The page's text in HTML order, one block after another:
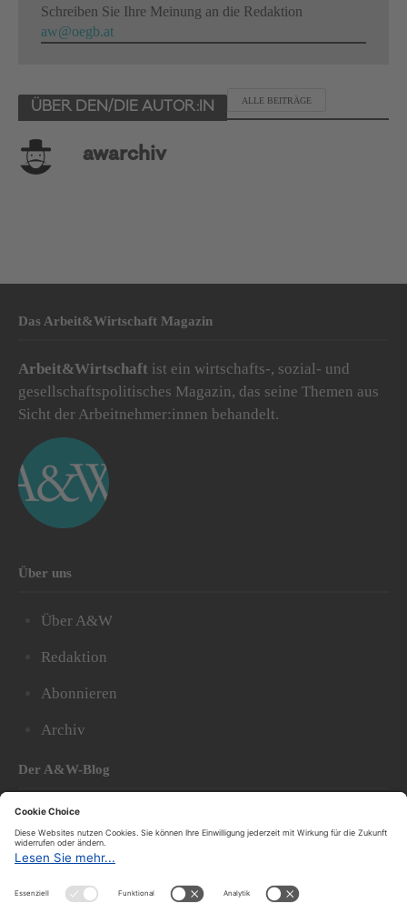
Schreiben Sie Ihre Meinung an die Redaktion
aw@oegb.at
ÜBER DEN/DIE AUTOR:IN
ALLE BEITRÄGE
awarchiv
Das Arbeit&Wirtschaft Magazin
Arbeit&Wirtschaft ist ein wirtschafts-, sozial- und
gesellschaftspolitisches Magazin, das seine Themen aus
Sicht der Arbeitnehmer:innen behandelt.
Über uns
Über A&W
Redaktion
Abonnieren
Archiv
Der A&W-Blog
DerA&W-Blog
hat sich in den vergangenen Jahren zu einem der
bedeutendsten politischen Blogs in Österreich
entwickelt.